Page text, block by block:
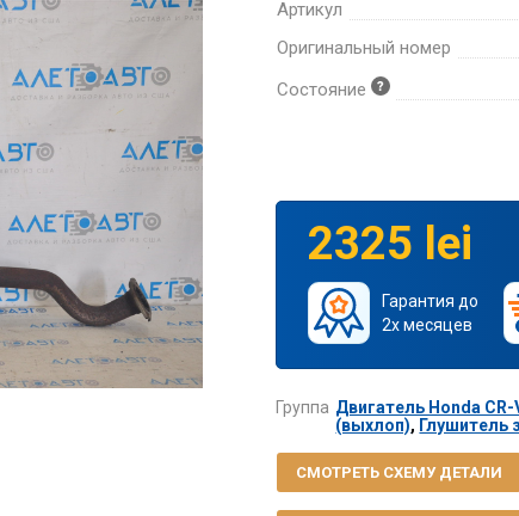
Артикул
Оригинальный номер
Состояние
2325 lei
Гарантия до
2х месяцев
Группа Двигатель Honda CR-
(выхлоп), Глушитель
СМОТРЕТЬ СХЕМУ ДЕТАЛИ